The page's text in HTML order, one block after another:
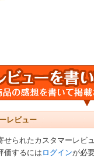
レビュー
せられたカスタマーレビ
価するにはログインが必